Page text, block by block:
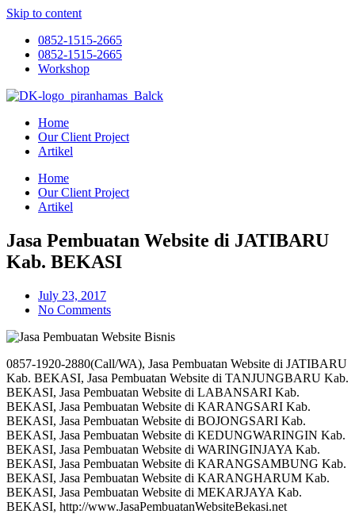
Skip to content
0852-1515-2665
0852-1515-2665
Workshop
Home
Our Client Project
Artikel
Home
Our Client Project
Artikel
Jasa Pembuatan Website di JATIBARU
Kab. BEKASI
July 23, 2017
No Comments
0857-1920-2880(Call/WA), Jasa Pembuatan Website di JATIBARU
Kab. BEKASI, Jasa Pembuatan Website di TANJUNGBARU Kab.
BEKASI, Jasa Pembuatan Website di LABANSARI Kab.
BEKASI, Jasa Pembuatan Website di KARANGSARI Kab.
BEKASI, Jasa Pembuatan Website di BOJONGSARI Kab.
BEKASI, Jasa Pembuatan Website di KEDUNGWARINGIN Kab.
BEKASI, Jasa Pembuatan Website di WARINGINJAYA Kab.
BEKASI, Jasa Pembuatan Website di KARANGSAMBUNG Kab.
BEKASI, Jasa Pembuatan Website di KARANGHARUM Kab.
BEKASI, Jasa Pembuatan Website di MEKARJAYA Kab.
BEKASI, http://www.JasaPembuatanWebsiteBekasi.net